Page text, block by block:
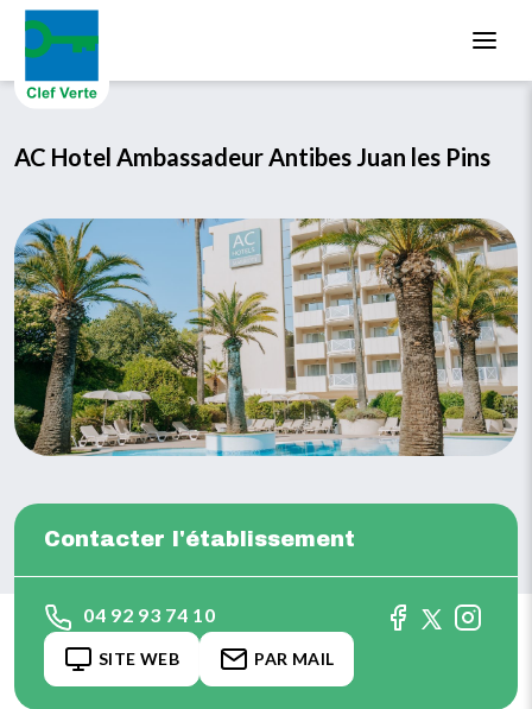
AC Hotel Ambassadeur Antibes Juan les Pins
Contacter l'établissement
04 92 93 74 10
SITE WEB PAR MAIL